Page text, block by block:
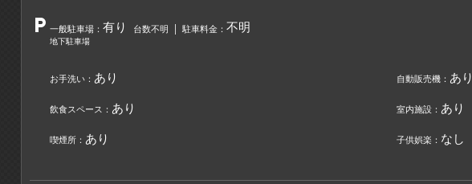
local_parking 一般駐車場： 有り 台数不明 駐車料金： 不明
地下駐車場
お手洗い： あり 自動販売機： あり
飲食スペース： あり 室内施設： あり
喫煙所： あり 子供娯楽： なし